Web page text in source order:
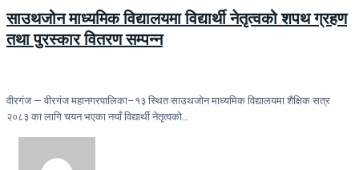
साउथजोन माध्यमिक विद्यालयमा विद्यार्थी नेतृत्वको शपथ ग्रहण
तथा पुरस्कार वितरण सम्पन्न
वीरगंज — वीरगंज महानगरपालिका–१३ स्थित साउथजोन माध्यमिक विद्यालयमा शैक्षिक सत्र
२०८३ का लागि चयन भएका नयाँ विद्यार्थी नेतृत्वको…